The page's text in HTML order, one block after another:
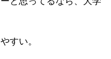
すい。